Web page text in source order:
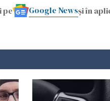
pe Google Newsși în